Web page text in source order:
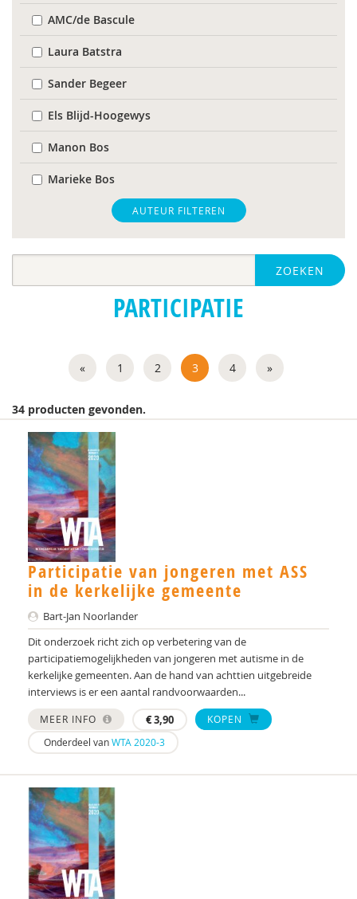
AMC/de Bascule
Laura Batstra
Sander Begeer
Els Blijd-Hoogewys
Manon Bos
Marieke Bos
Frederik Boven
Manon C.M. Bos
Dr. E.H.M. Eurelings-Bontekoe
Lode Goukens
Kirstin Greaves-Lord
Anneke Groot
Joyce Guldemond
Cor Hoffer
Jill Hoogerwerf
Desiree Hooi
Saskia Kolk
Baris Korkmaz
Alexander Koutamanis
Joris Leenders
Claudia Libbi
Drs. M. Edrisi
Hilde M. Geurts
Harry Michon
Mohson Mohammadi
AUTEUR FILTEREN
ZOEKEN
PARTICIPATIE
« 1 2 3 4 »
34 producten gevonden.
Participatie van jongeren met ASS
in de kerkelijke gemeente
Bart-Jan Noorlander
Dit onderzoek richt zich op verbetering van de
participatiemogelijkheden van jongeren met autisme in de
kerkelijke gemeenten. Aan de hand van achttien uitgebreide
interviews is er een aantal randvoorwaarden...
MEER INFO €3,90
KOPEN
Onderdeel vanWTA 2020-3